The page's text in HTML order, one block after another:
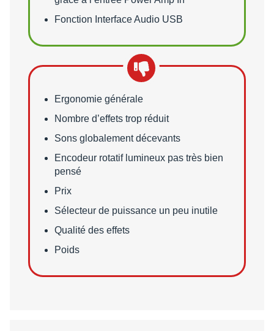
Fonction Interface Audio USB
Points faibles
Ergonomie générale
Nombre d’effets trop réduit
Sons globalement décevants
Encodeur rotatif lumineux pas très bien
pensé
Prix
Sélecteur de puissance un peu inutile
Qualité des effets
Poids